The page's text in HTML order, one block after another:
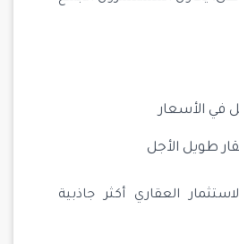
في الأسعار
طويل الأجل
العقاري أكثر جاذبية